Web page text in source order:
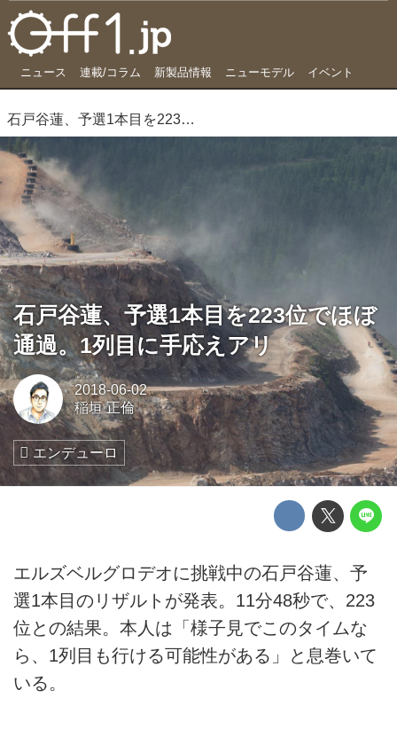
ニュース 連載/コラム 新製品情報 ニューモデル イベント
石戸谷蓮、予選1本目を223位でほぼ通過。1列目に手応えアリ
石戸谷蓮、予選1本目を223位でほぼ
通過。1列目に手応えアリ
2018-06-02
稲垣 正倫
エンデューロ
エルズベルグロデオに挑戦中の石戸谷蓮、予
選1本目のリザルトが発表。11分48秒で、223
位との結果。本人は「様子見でこのタイムな
ら、1列目も行ける可能性がある」と息巻いて
いる。